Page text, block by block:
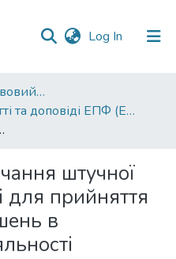
Log In (current)
04. Економіко-правовий факультет
Статті та доповіді ЕПФ (Економічні науки)
в маркетингової діяльності
штучної
для прийняття
в